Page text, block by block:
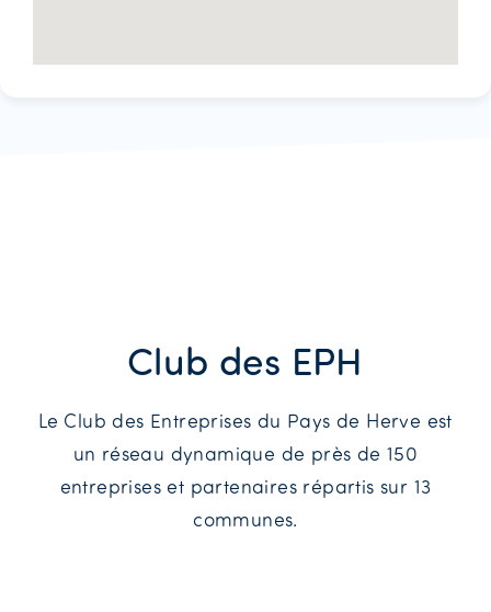
Club des EPH
Le Club des Entreprises du Pays de Herve est
un réseau dynamique de près de 150
entreprises et partenaires répartis sur 13
communes.